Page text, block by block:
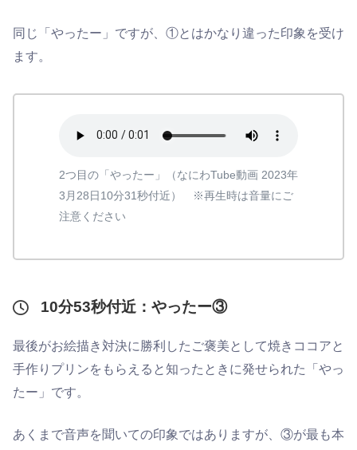
同じ「やったー」ですが、①とはかなり違った印象を受け
ます。
2つ目の「やったー」（なにわTube動画 2023年
3月28日10分31秒付近） ※再生時は音量にご
注意ください
10分53秒付近：やったー③
最後がお絵描き対決に勝利したご褒美として焼きココアと
手作りプリンをもらえると知ったときに発せられた「やっ
たー」です。
あくまで音声を聞いての印象ではありますが、③が最も本